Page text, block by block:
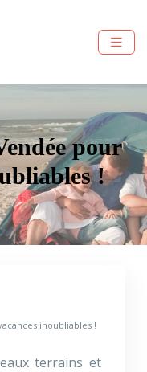
pour
!
inoubliables !
terrains et